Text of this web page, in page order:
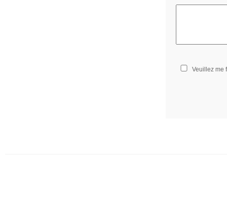
Veuillez me